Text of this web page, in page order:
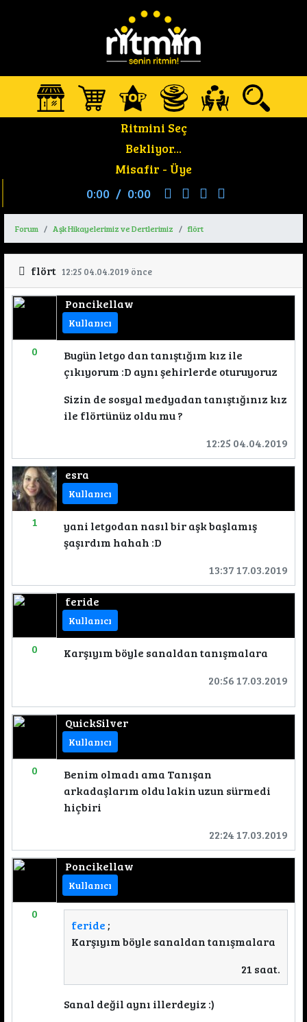
Ritmini Seç
Bekliyor...
Misafir - Üye
0:00 / 0:00
Forum Aşk Hikayelerimiz ve Dertlerimiz flört
flört 12:25 04.04.2019 önce
Poncikellaw
Kullanıcı
0
Bugün letgo dan tanıştığım kız ile
çıkıyorum :D aynı şehirlerde oturuyoruz
Sizin de sosyal medyadan tanıştığınız kız
ile flörtünüz oldu mu ?
12:25 04.04.2019
esra
Kullanıcı
1
yani letgodan nasıl bir aşk başlamış
şaşırdım hahah :D
13:37 17.03.2019
feride
Kullanıcı
0
Karşıyım böyle sanaldan tanışmalara
20:56 17.03.2019
QuickSilver
Kullanıcı
0
Benim olmadı ama Tanışan
arkadaşlarım oldu lakin uzun sürmedi
hiçbiri
22:24 17.03.2019
Poncikellaw
Kullanıcı
0
feride ;
Karşıyım böyle sanaldan tanışmalara
21 saat.
Sanal değil aynı illerdeyiz :)